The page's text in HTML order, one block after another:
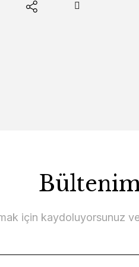
için kaydoluyorsunuz